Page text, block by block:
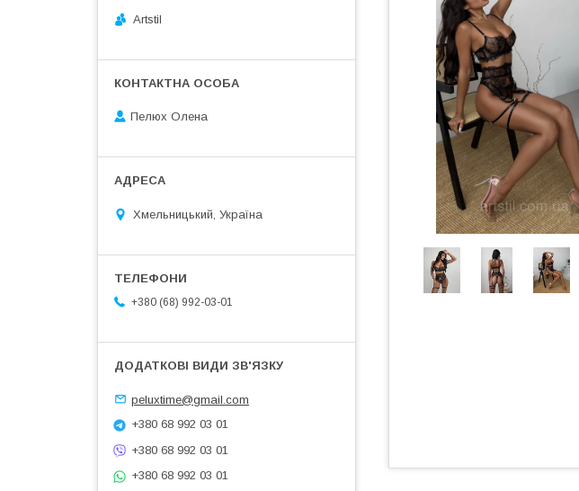
Artstil
Пелюх Олена
Хмельницький, Україна
+380 (68) 992-03-01
peluxtime@gmail.com
+380 68 992 03 01
+380 68 992 03 01
+380 68 992 03 01